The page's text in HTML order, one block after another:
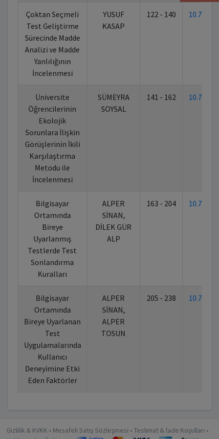
Çoktan Seçmeli
Test Geliştirme
Sürecinde Madde
Analizi ve Madde
Yanlılığının
İncelenmesi
YUSUF
KASAP
122 - 140
Üniversite
Öğrencilerinin
Ekolojik
Sorunlara İlişkin
Görüşlerinin İkili
Karşılaştırma
Metodu ile
İncelenmesi
SÜMEYRA
SOYSAL
141 - 162
Bilgisayar
Ortamında
Bireye
Uyarlanmış
Testlerde Test
Sonlandırma
Kuralları
ALPER
SİNAN,
DİLEK GÜR
ALP
163 - 204
Bilgisayar
Ortamında
Bireye Uyarlanan
Test
Uygulamalarında
Kullanıcı
Deneyimine Etki
Eden Faktörler
ALPER
SİNAN,
ALPER
TOSUN
205 - 238
Gizlilik & KVKK • Mesafeli Satış Sözleşmesi • Teslimat & İade Koşulları •